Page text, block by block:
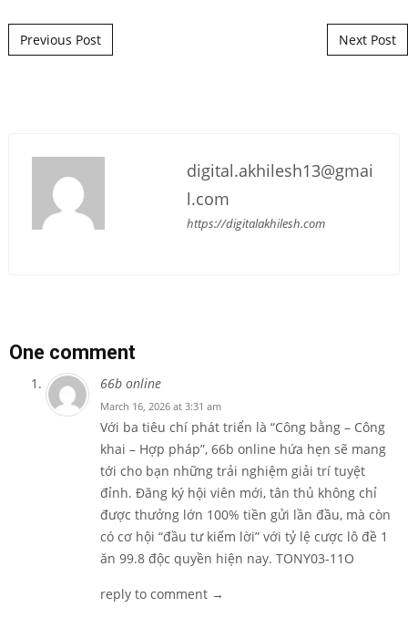
Post navigation
Previous Post Next Post
digital.akhilesh13@gmai
l.com
https://digitalakhilesh.com
One comment
66b online
March 16, 2026 at 3:31 am
Với ba tiêu chí phát triển là “Công bằng – Công
khai – Hợp pháp”, 66b online hứa hẹn sẽ mang
tới cho bạn những trải nghiệm giải trí tuyệt
đỉnh. Đăng ký hội viên mới, tân thủ không chỉ
được thưởng lớn 100% tiền gửi lần đầu, mà còn
có cơ hội “đầu tư kiếm lời” với tỷ lệ cược lô đề 1
ăn 99.8 độc quyền hiện nay. TONY03-11O
reply to comment →